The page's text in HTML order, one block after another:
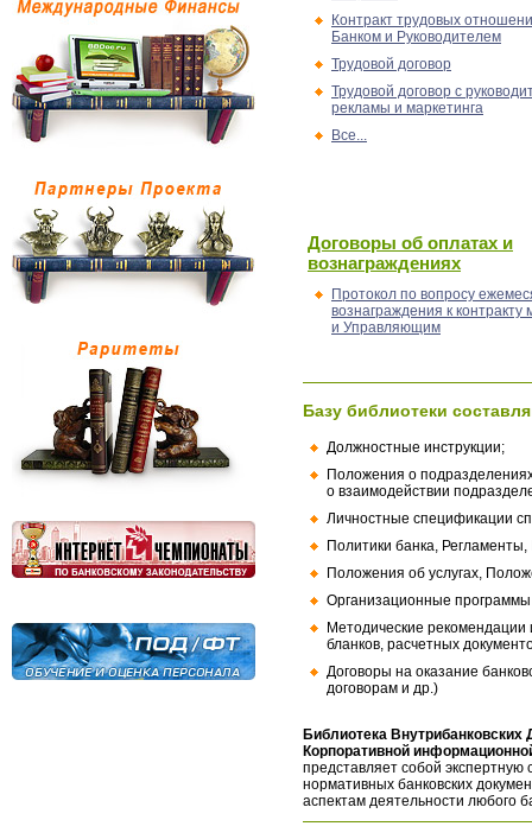
Контракт трудовых
Банком и Руководителем
Трудовой договор
Трудовой договор с
рекламы и маркетинга
Все...
Договоры об оплатах и
вознаграждениях
Протокол по вопросу
вознаграждения к
и Управляющим
Базу библиотеки
Должностные инструкции;
Положения о
о взаимодействии
Личностные спецификации
Политики банка,
Положения об услугах,
Организационные
Методические
бланков, расчетных
Договоры на оказание
договорам и др.)
Библиотека
Корпоративной
представляет собой экспертную
нормативных банковских
аспектам деятельности любого